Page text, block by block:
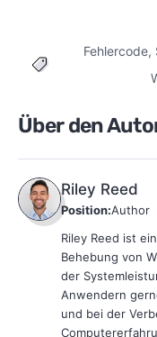
Tags
Fehlercode,
Über den
Riley Reed
Position:Author
Riley Reed ist
Behebung von
der
Anwendern
und bei der